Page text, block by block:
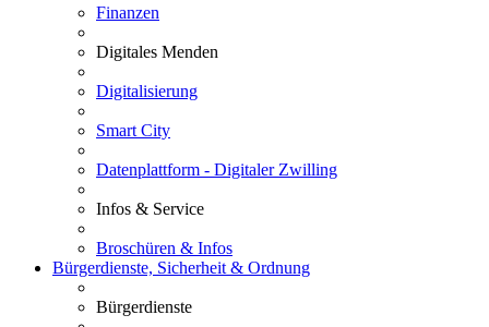
Finanzen
Digitales Menden
Digitalisierung
Smart City
Datenplattform - Digitaler Zwilling
Infos & Service
Broschüren & Infos
Bürgerdienste, Sicherheit & Ordnung
Bürgerdienste